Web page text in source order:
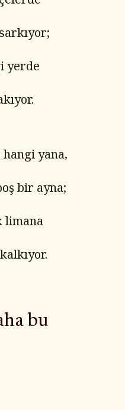
yerde
yana,
bir ayna;
limana
bu